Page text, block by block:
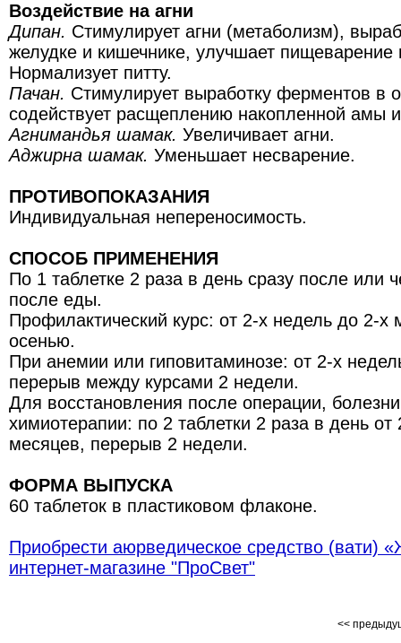
Воздействие на агни
Дипан. Cтимулирует агни (метаболизм),
желудке и кишечнике, улучшает пищеварение
Нормализует питту.
Пачан. Cтимулирует выработку ферментов в
содействует расщеплению накопленной амы
Агнимандья шамак. Увеличивает агни.
Аджирна шамак. Уменьшает несварение.
ПРОТИВОПОКАЗАНИЯ
Индивидуальная непереносимость.
СПОСОБ ПРИМЕНЕНИЯ
По 1 таблетке 2 раза в день сразу после или
после еды.
Профилактический курс: от 2-х недель до 2-х
осенью.
При анемии или гиповитаминозе: от 2-х
перерыв между курсами 2 недели.
Для восстановления после операции,
химиотерапии: по 2 таблетки 2 раза в день
месяцев, перерыв 2 недели.
ФОРМА ВЫПУСКА
60 таблеток в пластиковом флаконе.
Приобрести аюрведическое средство (вати)
интернет-магазине "ПроСвет"
<<